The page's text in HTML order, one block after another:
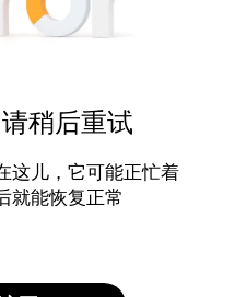
稍后重试
这儿，它可能正忙着
就能恢复正常